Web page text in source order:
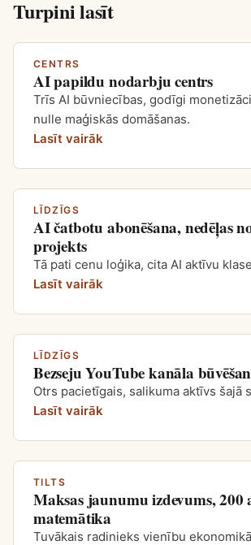
Turpini lasīt
CENTRS
AI papildu nodarbju centrs
Trīs AI būvniecības, godīgi
nulle maģiskās domāšanas.
Lasīt vairāk
LĪDZĪGS
AI čatbotu abonēšana, nedēļas
projekts
Tā pati cenu loģika, cita AI aktīvu
Lasīt vairāk
LĪDZĪGS
Bezseju YouTube kanāla
Otrs pacietīgais, salikuma aktīvs šajā
Lasīt vairāk
TILTS
Maksas jaunumu izdevums, 200
matemātika
Tuvākais radinieks vienību